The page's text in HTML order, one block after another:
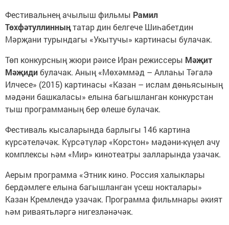
Фестивальнең ачылыш фильмы Рамил
Төхфәтуллинныңтатар дин белгече Шиһабетдин
Мәрҗани турындагы «Укытучы» картинасы булачак.
Төп конкурсның жюри рәисе Иран режиссеры Мәҗит
Мәҗидибулачак. Аның «Мөхәммәд – Аллаһы Тәгалә
Илчесе» (2015) картинасы «Казан – ислам дөньясының
мәдәни башкаласы» елына багышланган конкурстан
тыш программаның бер өлеше булачак.
Фестиваль кысаларында барлыгы 146 картина
күрсәтеләчәк. Күрсәтүләр «Корстон» мәдәни-күңел ачу
комплексы һәм «Мир» кинотеатры залларында узачак.
Аерым программа «Этник кино. Россия халыклары
бердәмлеге елына багышланган үсеш нокталары»
Казан Кремлендә узачак. Программа фильмнары әкият
һәм риваятьләргә нигезләнәчәк.